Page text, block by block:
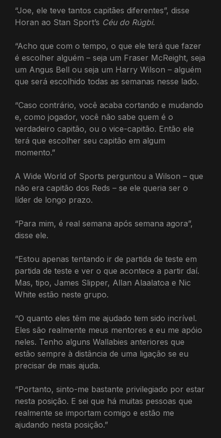
“Joe, ele teve tantos capitães diferentes”, disse
Horan ao Stan Sport’s Céu do Rúgbi.
“Acho que com o tempo, o que ele terá que fazer
é escolher alguém – seja um Fraser McReight, seja
um Angus Bell ou seja um Harry Wilson – alguém
que será escolhido todas as semanas nesse lado.
“Caso contrário, você acaba cortando e mudando
e, como jogador, você não sabe quem é o
verdadeiro capitão, ou o vice-capitão. Então ele
terá que escolher seu capitão em algum
momento.”
A Wide World of Sports perguntou a Wilson – que
não era capitão dos Reds – se ele queria ser o
líder de longo prazo.
“Para mim, é real semana após semana agora”,
disse ele.
“Estou apenas tentando ir de partida de teste em
partida de teste e ver o que acontece a partir daí.
Mas, tipo, James Slipper, Allan Alaalatoa e Nic
White estão neste grupo.
“O quanto eles têm me ajudado tem sido incrível.
Eles são realmente meus mentores e eu me apóio
neles. Tenho alguns Wallabies anteriores que
estão sempre à distância de uma ligação se eu
precisar de mais ajuda.
“Portanto, sinto-me bastante privilegiado por estar
nesta posição. E sei que há muitas pessoas que
realmente se importam comigo e estão me
ajudando nesta posição.”